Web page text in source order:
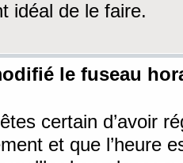
idéal de le faire.
le fuseau
certain d’avoir
et que l’heure